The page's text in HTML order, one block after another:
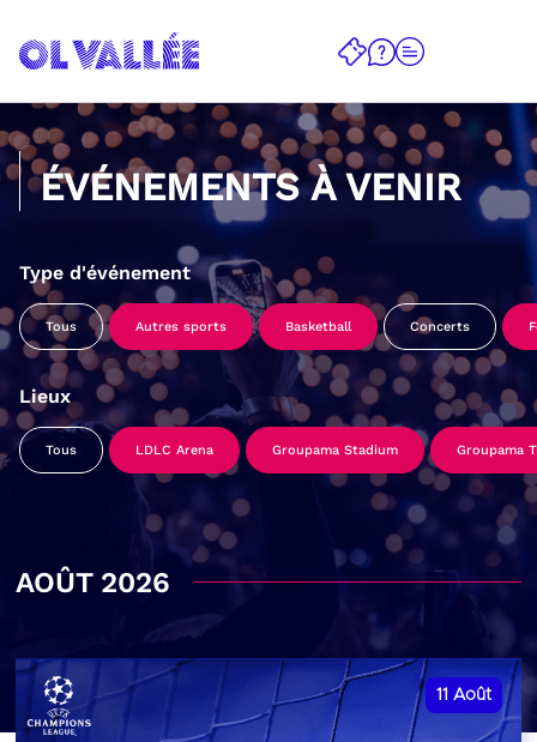
ÉVÉNEMENTS À VENIR
Type d'événement
Tous Autres sports Basketball Concerts
Lieux
Tous LDLC Arena Groupama Stadium Groupama
AOÛT 2026
11 Août